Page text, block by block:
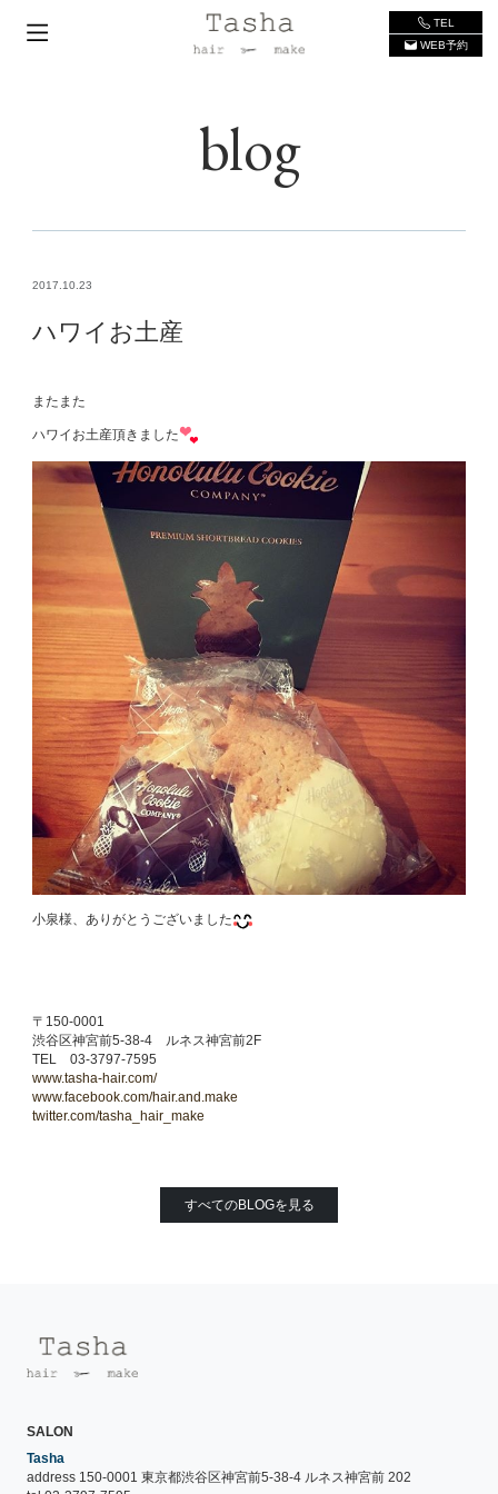
TEL
WEB予約
blog
2017.10.23
ハワイお土産
またまた
ハワイお土産頂きました
小泉様、ありがとうございました
〒150-0001
渋谷区神宮前5-38-4 ルネス神宮前2F
TEL 03-3797-7595
www.tasha-hair.com/
www.facebook.com/hair.and.make
twitter.com/tasha_hair_make
すべてのBLOGを見る
SALON
Tasha
address 150-0001 東京都渋谷区神宮前5-38-4 ルネス神宮前 202